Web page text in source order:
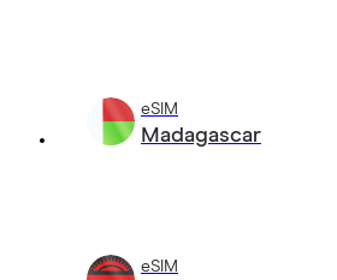
eSIM
Madagascar
eSIM